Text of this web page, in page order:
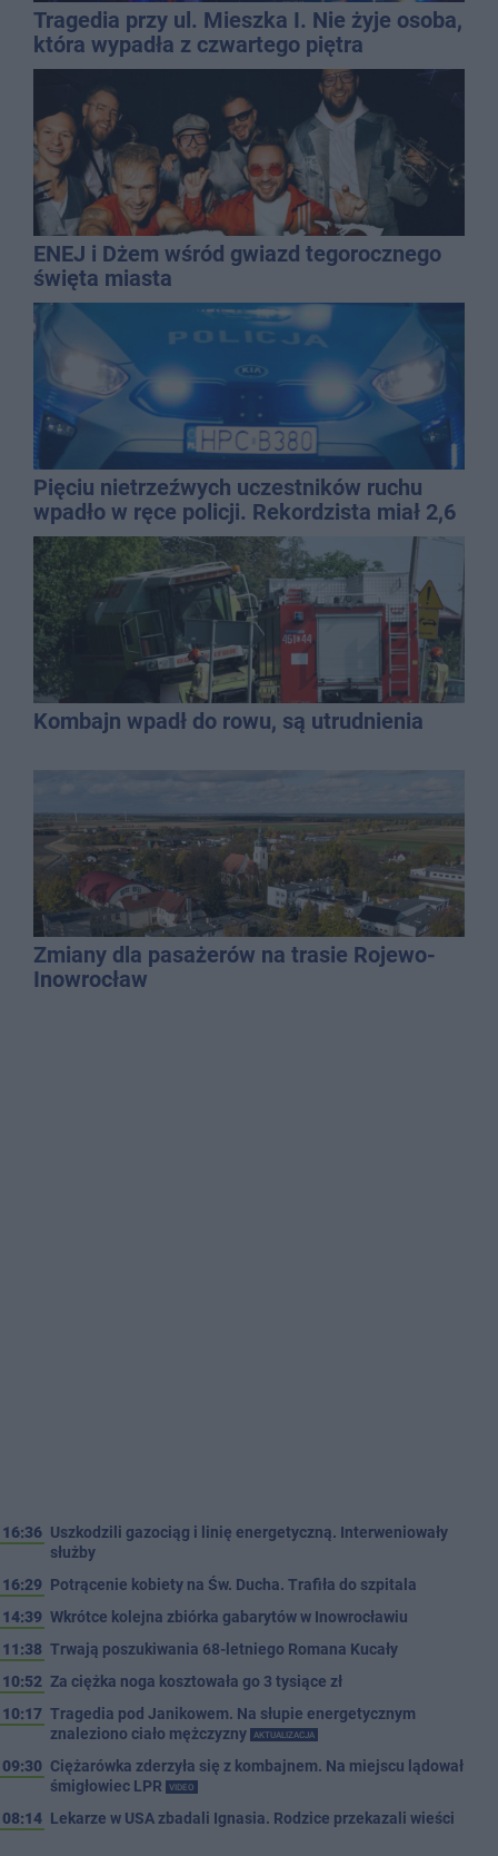
Tragedia przy ul. Mieszka I. Nie żyje osoba,
która wypadła z czwartego piętra
ENEJ i Dżem wśród gwiazd tegorocznego
święta miasta
Pięciu nietrzeźwych uczestników ruchu
wpadło w ręce policji. Rekordzista miał 2,6
promila
Kombajn wpadł do rowu, są utrudnienia
Zmiany dla pasażerów na trasie Rojewo-
Inowrocław
16:36 Uszkodzili gazociąg i linię energetyczną. Interweniowały
służby
16:29 Potrącenie kobiety na Św. Ducha. Trafiła do szpitala
14:39 Wkrótce kolejna zbiórka gabarytów w Inowrocławiu
11:38 Trwają poszukiwania 68-letniego Romana Kucały
10:52 Za ciężka noga kosztowała go 3 tysiące zł
10:17 Tragedia pod Janikowem. Na słupie energetycznym
znaleziono ciało mężczyzny
AKTUALIZACJA
09:30 Ciężarówka zderzyła się z kombajnem. Na miejscu lądował
śmigłowiec LPR
VIDEO
08:14 Lekarze w USA zbadali Ignasia. Rodzice przekazali wieści